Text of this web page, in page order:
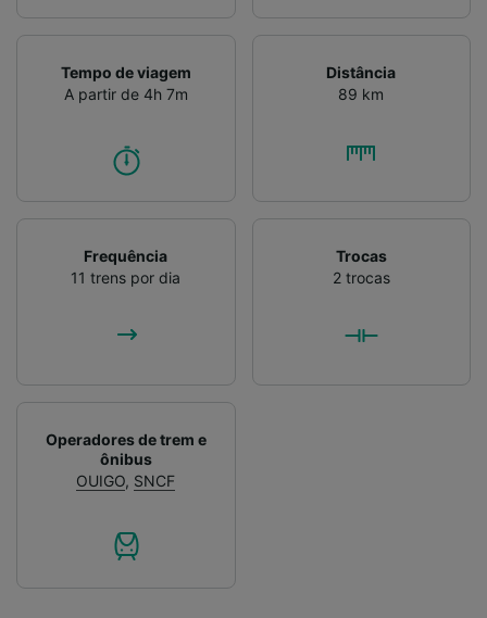
Tempo de viagem
A partir de 4h 7m
Distância
89 km
Frequência
11 trens por dia
Trocas
2 trocas
Operadores de trem e
ônibus
OUIGO, SNCF
Verificar ativamente as características do
dispositivo para identificação. Armazenar e/ou
Publicidade e conteúdo personalizados,
medição de publicidade e conteúdo, pesquisa
Lista de parceiros (fornecedores)